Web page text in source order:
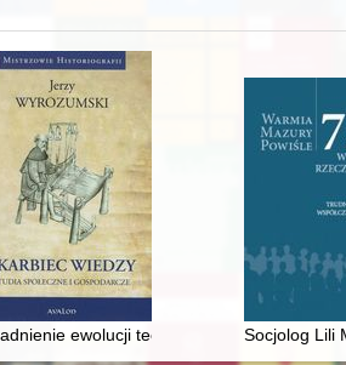
kościoły i cerkwie dawnej ziemi
ewolucji technicznej w tkactwie w
Socjolog Lili